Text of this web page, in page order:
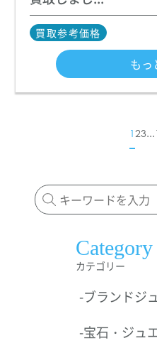
買取参考価格
もっ
123...
Category
カテゴリー
-ブランドジ
-宝石・ジュ